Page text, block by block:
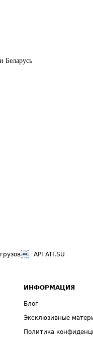
Беларусь
API ATI.SU
ИНФОРМАЦИЯ
Блог
Эксклюзивные
Политика